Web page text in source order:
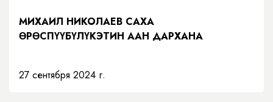
МИХАИЛ НИКОЛАЕВ САХА
ӨРӨСПҮҮБҮЛҮКЭТИН ААН ДАРХАНА
27 сентября 2024 г.